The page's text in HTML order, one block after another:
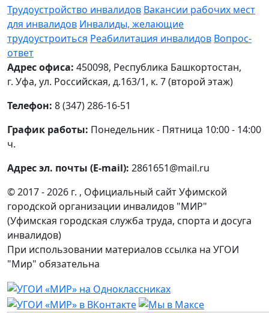
Трудоустройство инвалидов Вакансии рабочих мест
для инвалидов Инвалиды, желающие
трудоустроиться Реабилитация инвалидов Вопрос-
ответ
Адрес офиса: 450098, Республика Башкортостан,
г. Уфа, ул. Российская, д.163/1, к. 7 (второй этаж)
Телефон: 8 (347) 286-16-51
График работы: Понедельник - Пятница 10:00 - 14:00
ч.
Адрес эл. почты (E-mail): 2861651@mail.ru
© 2017 - 2026 г. , Официальный сайт Уфимской
городской организации инвалидов "МИР"
(Уфимская городская служба труда, спорта и досуга
инвалидов)
При использовании материалов ссылка на УГОИ
"Мир" обязательна